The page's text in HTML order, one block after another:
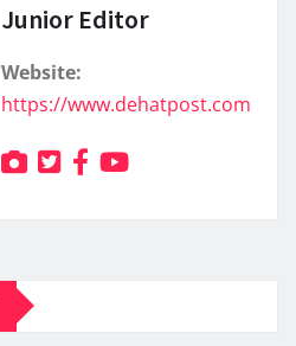
Junior Editor
Website:
https://www.dehatpost.com